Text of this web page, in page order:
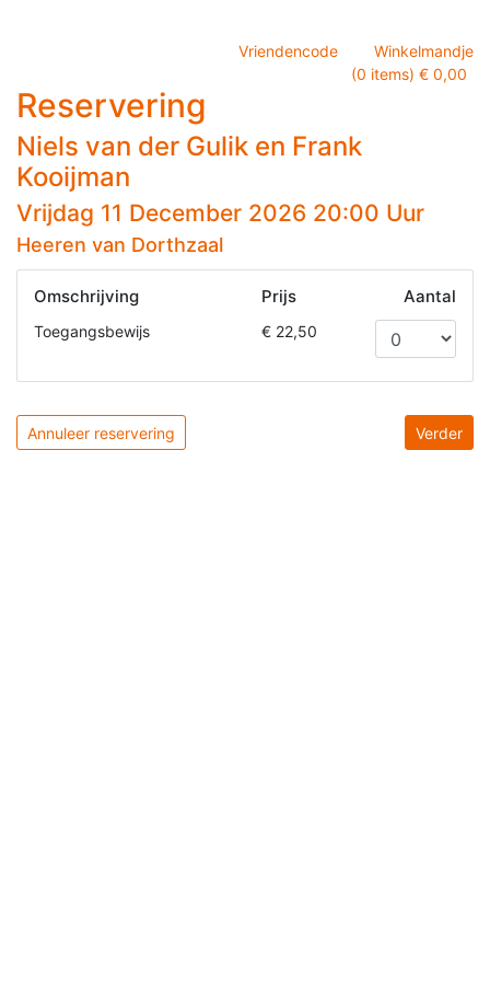
Vriendencode
Winkelmandje
(0 items) € 0,00
Reservering
Niels van der Gulik en Frank
Kooijman
Vrijdag 11 December 2026 20:00 Uur
Heeren van Dorthzaal
Omschrijving Prijs Aantal
Toegangsbewijs € 22,50
Annuleer reservering Verder